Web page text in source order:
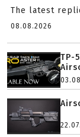
The latest
08.08.2026
TP-